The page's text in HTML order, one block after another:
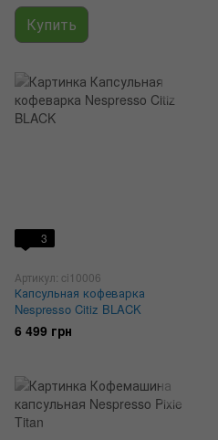
Купить
3
Артикул: ci10006
Капсульная кофеварка
Nespresso Citiz BLACK
6 499 грн